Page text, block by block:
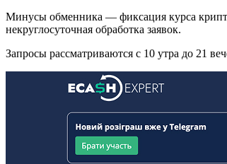
Минусы обменника — фиксация курса
некруглосуточная обработка заявок.
Запросы рассматриваются с 10 утра до 21